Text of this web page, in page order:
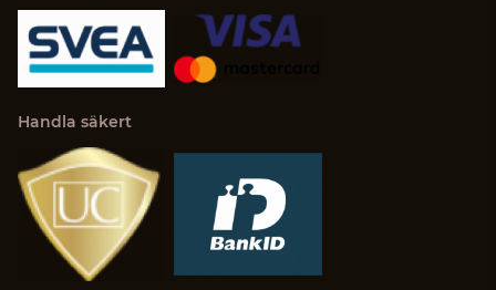
Handla säkert